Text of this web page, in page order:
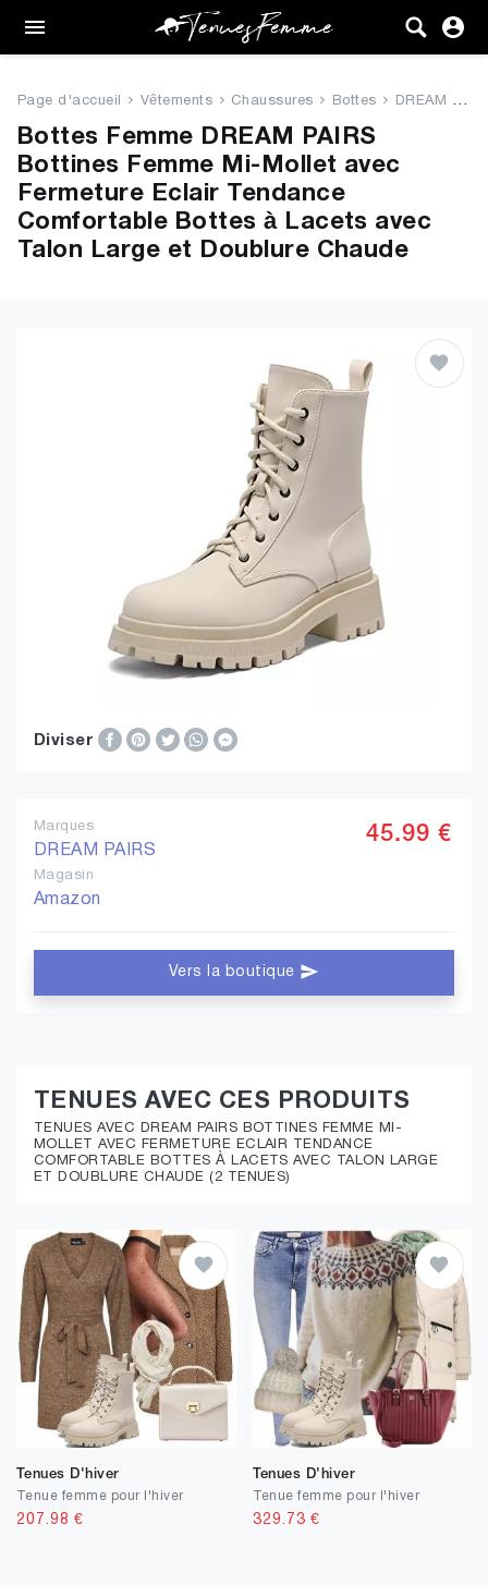
Femme
Vêtements
Chaussures
Sacs
Page d'accueil Vêtements Chaussures Bottes DREAM PAIRS Bottines Femme Mi-...
Bottes Femme DREAM PAIRS
Bottines Femme Mi-Mollet avec
Fermeture Eclair Tendance
Comfortable Bottes à Lacets avec
Talon Large et Doublure Chaude
Diviser
Marques
DREAM PAIRS
Magasin
Amazon
45.99 €
Vers la boutique
TENUES AVEC CES PRODUITS
TENUES AVEC DREAM PAIRS BOTTINES FEMME MI-
MOLLET AVEC FERMETURE ECLAIR TENDANCE
COMFORTABLE BOTTES À LACETS AVEC TALON LARGE
ET DOUBLURE CHAUDE (2 TENUES)
Tenues D'hiver
Tenue femme pour l'hiver
207.98 €
Tenues D'hiver
Tenue femme pour l'hiver
329.73 €